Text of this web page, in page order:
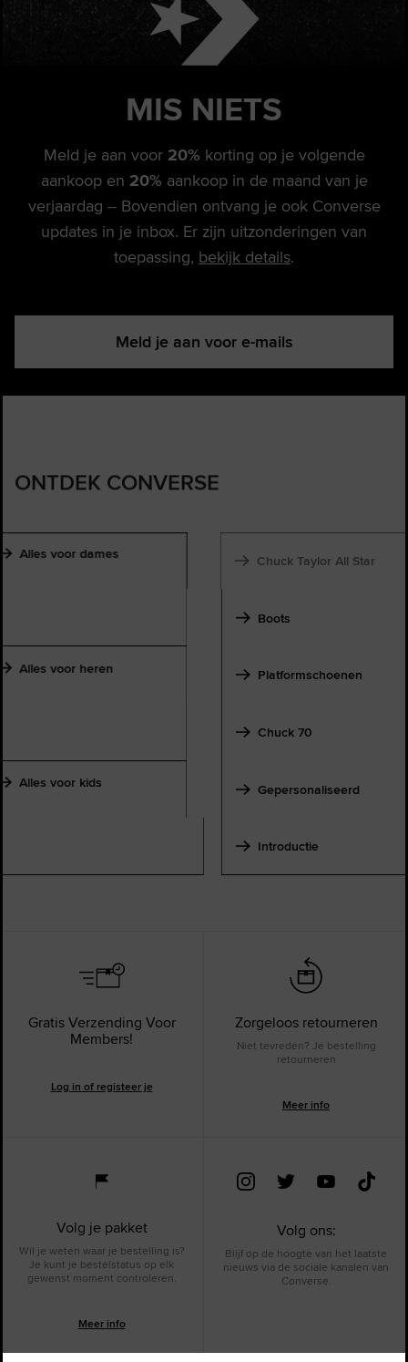
MIS NIETS
Meld je aan voor 20% korting op je volgende
aankoop en 20% aankoop in de maand van je
verjaardag -- Bovendien ontvang je ook Converse
updates in je inbox. Er zijn uitzonderingen van
toepassing, bekijk details.
Meld je aan voor e-mails
ONTDEK CONVERSE
Alles voor dames Chuck Taylor All Star
Boots
Alles voor heren Platformschoenen
Chuck 70
Alles voor kids Gepersonaliseerd
Introductie
Gratis Verzending Voor
Members!
Log in of registeer je
Zorgeloos retourneren
Niet tevreden? Je bestelling
retourneren
Meer info
Volg je pakket
Wil je weten waar je bestelling is?
Je kunt je bestelstatus op elk
gewenst moment controleren.
Meer info
Volg ons:
Blijf op de hoogte van het laatste
nieuws via de sociale kanalen van
Converse.